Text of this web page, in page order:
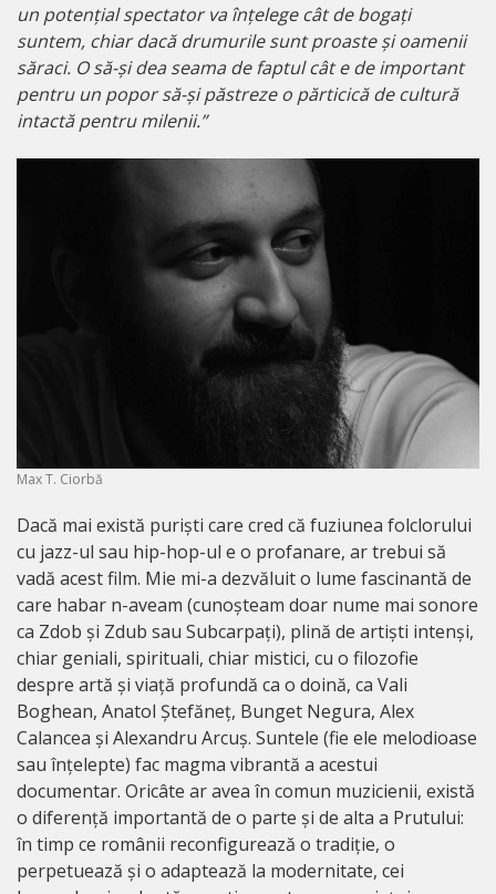
un potențial spectator va înțelege cât de bogați
suntem, chiar dacă drumurile sunt proaste și oamenii
săraci. O să-și dea seama de faptul cât e de important
pentru un popor să-și păstreze o părticică de cultură
intactă pentru milenii.”
Max T. Ciorbă
Dacă mai există puriști care cred că fuziunea folclorului
cu jazz-ul sau hip-hop-ul e o profanare, ar trebui să
vadă acest film. Mie mi-a dezvăluit o lume fascinantă de
care habar n-aveam (cunoșteam doar nume mai sonore
ca Zdob și Zdub sau Subcarpați), plină de artiști intenși,
chiar geniali, spirituali, chiar mistici, cu o filozofie
despre artă și viață profundă ca o doină, ca Vali
Boghean, Anatol Ștefăneț, Bunget Negura, Alex
Calancea și Alexandru Arcuș. Suntele (fie ele melodioase
sau înțelepte) fac magma vibrantă a acestui
documentar. Oricâte ar avea în comun muzicienii, există
o diferență importantă de o parte și de alta a Prutului:
în timp ce românii reconfigurează o tradiție, o
perpetuează și o adaptează la modernitate, cei